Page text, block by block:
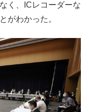
く、ICレコーダーな
がわかった。